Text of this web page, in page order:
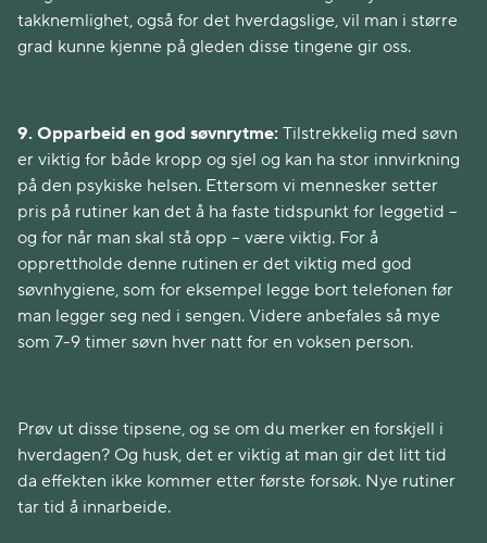
takknemlighet, også for det hverdagslige, vil man i større
grad kunne kjenne på gleden disse tingene gir oss.
9. Opparbeid en god søvnrytme: Tilstrekkelig med søvn
er viktig for både kropp og sjel og kan ha stor innvirkning
på den psykiske helsen. Ettersom vi mennesker setter
pris på rutiner kan det å ha faste tidspunkt for leggetid –
og for når man skal stå opp – være viktig. For å
opprettholde denne rutinen er det viktig med god
søvnhygiene, som for eksempel legge bort telefonen før
man legger seg ned i sengen. Videre anbefales så mye
som 7-9 timer søvn hver natt for en voksen person.
Prøv ut disse tipsene, og se om du merker en forskjell i
hverdagen? Og husk, det er viktig at man gir det litt tid
da effekten ikke kommer etter første forsøk. Nye rutiner
tar tid å innarbeide.